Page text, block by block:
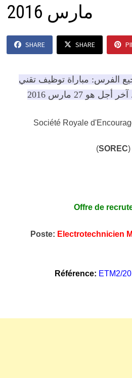
مارس 2016
SHARE SHARE
الفرس: مباراة توظيف تقني
هو 27 مارس 2016
Société Royale
(SOREC)
Offre de
Poste: Electrotechnicien
Référence: ETM2/